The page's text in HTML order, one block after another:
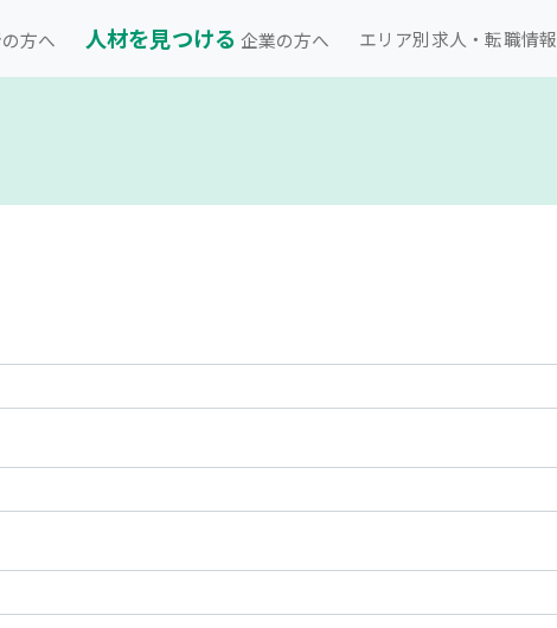
方へ 人材を見つける 企業の方へ エリア別求人・転職情報